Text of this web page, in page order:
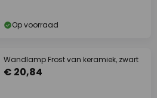
Op voorraad
Wandlamp Frost van keramiek, zwart
€ 20,84